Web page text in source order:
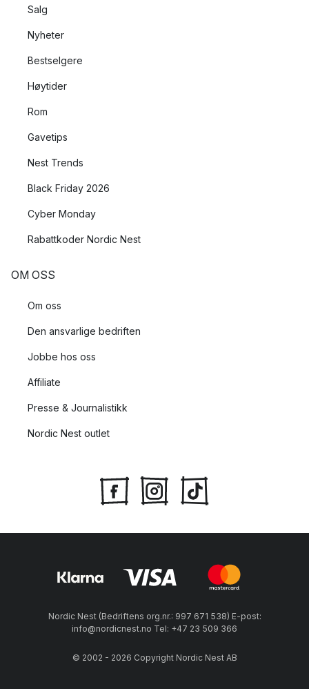
Salg
Nyheter
Bestselgere
Høytider
Rom
Gavetips
Nest Trends
Black Friday 2026
Cyber Monday
Rabattkoder Nordic Nest
OM OSS
Om oss
Den ansvarlige bedriften
Jobbe hos oss
Affiliate
Presse & Journalistikk
Nordic Nest outlet
Nordic Nest (Bedriftens org.nr.: 997 671 538) E-post:
info@nordicnest.no Tel: +47 23 509 366
© 2002 - 2026 Copyright Nordic Nest AB